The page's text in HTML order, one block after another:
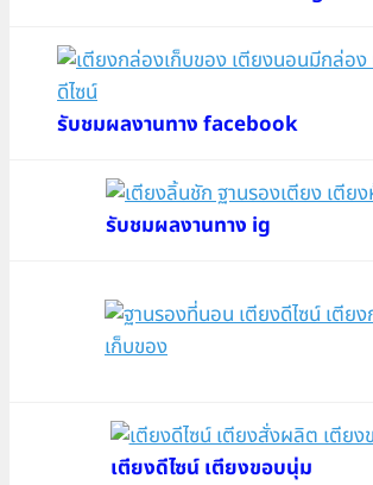
รับชมผลงานทาง facebook
รับชมผลงานทาง ig
เตียงดีไซน์ เตียงขอบนุ่ม